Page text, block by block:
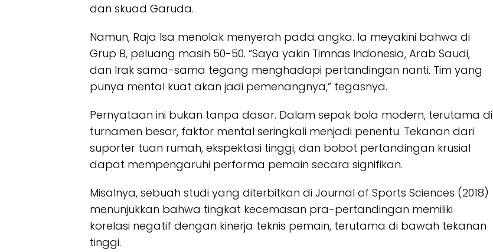
dan skuad Garuda.
Namun, Raja Isa menolak menyerah pada angka. Ia meyakini bahwa di
Grup B, peluang masih 50-50. “Saya yakin Timnas Indonesia, Arab Saudi,
dan Irak sama-sama tegang menghadapi pertandingan nanti. Tim yang
punya mental kuat akan jadi pemenangnya,” tegasnya.
Pernyataan ini bukan tanpa dasar. Dalam sepak bola modern, terutama di
turnamen besar, faktor mental seringkali menjadi penentu. Tekanan dari
suporter tuan rumah, ekspektasi tinggi, dan bobot pertandingan krusial
dapat mempengaruhi performa pemain secara signifikan.
Misalnya, sebuah studi yang diterbitkan di Journal of Sports Sciences (2018)
menunjukkan bahwa tingkat kecemasan pra-pertandingan memiliki
korelasi negatif dengan kinerja teknis pemain, terutama di bawah tekanan
tinggi.